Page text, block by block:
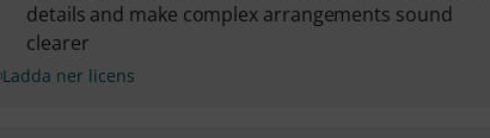
details and make complex arrangements sound
clearer
Ladda ner licens